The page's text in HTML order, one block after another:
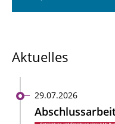
Aktuelles
29.07.2026